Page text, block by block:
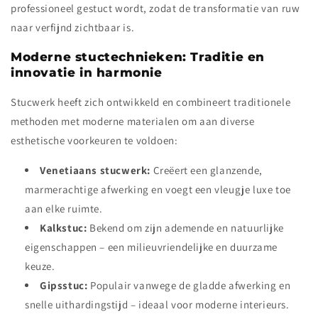
professioneel gestuct wordt, zodat de transformatie van ruw
naar verfijnd zichtbaar is.
Moderne stuctechnieken: Traditie en
innovatie in harmonie
Stucwerk heeft zich ontwikkeld en combineert traditionele
methoden met moderne materialen om aan diverse
esthetische voorkeuren te voldoen:
Venetiaans stucwerk: Creëert een glanzende,
marmerachtige afwerking en voegt een vleugje luxe toe
aan elke ruimte.
Kalkstuc: Bekend om zijn ademende en natuurlijke
eigenschappen – een milieuvriendelijke en duurzame
keuze.
Gipsstuc: Populair vanwege de gladde afwerking en
snelle uithardingstijd – ideaal voor moderne interieurs.